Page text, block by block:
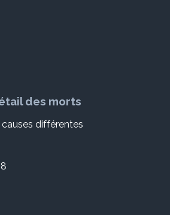
des morts
causes différentes